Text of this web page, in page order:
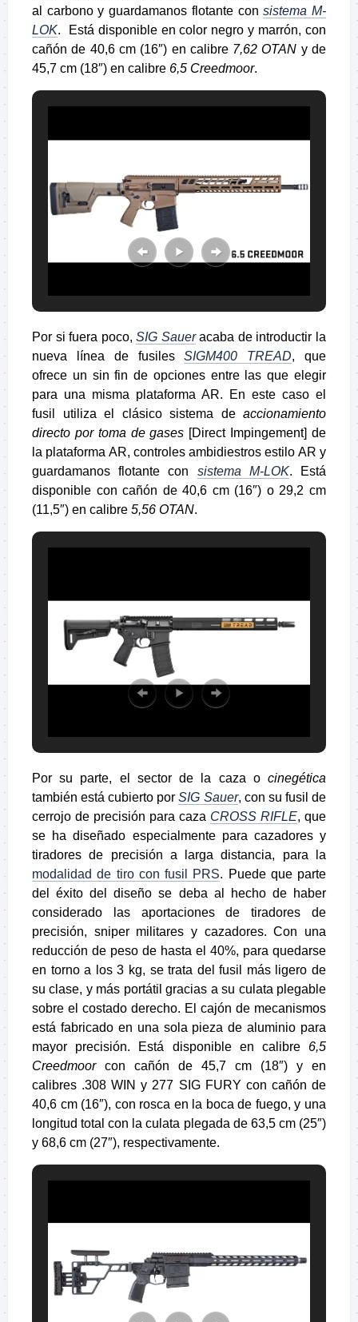
al carbono y guardamanos flotante consistema M-
LOK. Está disponible en color negro y marrón, con
cañón de 40,6 cm (16″) en calibre 7,62 OTAN y de
45,7 cm (18″) en calibre 6,5 Creedmoor.
Por si fuera poco,SIG Saueracaba de introductir la
nueva línea de fusilesSIGM400 TREAD, que
ofrece un sin fin de opciones entre las que elegir
para una misma plataforma AR. En este caso el
fusil utiliza el clásico sistema de accionamiento
directo por toma de gases [Direct Impingement] de
la plataforma AR, controles ambidiestros estilo AR y
guardamanos flotante con sistema M-LOK. Está
disponible con cañón de 40,6 cm (16″) o 29,2 cm
(11,5″) en calibre 5,56 OTAN.
Por su parte, el sector de la caza o cinegética
también está cubierto porSIG Sauer, con su fusil de
cerrojo de precisión para caza CROSS RIFLE, que
se ha diseñado especialmente para cazadores y
tiradores de precisión a larga distancia, para la
modalidad de tiro con fusil PRS. Puede que parte
del éxito del diseño se deba al hecho de haber
considerado las aportaciones de tiradores de
precisión, sniper militares y cazadores. Con una
reducción de peso de hasta el 40%, para quedarse
en torno a los 3 kg, se trata del fusil más ligero de
su clase, y más portátil gracias a su culata plegable
sobre el costado derecho. El cajón de mecanismos
está fabricado en una sola pieza de aluminio para
mayor precisión. Está disponible en calibre 6,5
Creedmoorcon cañón de 45,7 cm (18″) y en
calibres .308 WIN y 277 SIG FURY con cañón de
40,6 cm (16″), con rosca en la boca de fuego, y una
longitud total con la culata plegada de 63,5 cm (25″)
y 68,6 cm (27″), respectivamente.